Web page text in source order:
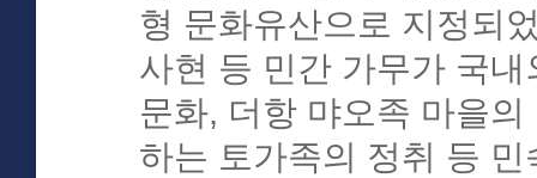
형 문화유산으로 지정되
사현 등 민간 가무가 국
문화, 더항 먀오족 마을
하는 토가족의 정취 등